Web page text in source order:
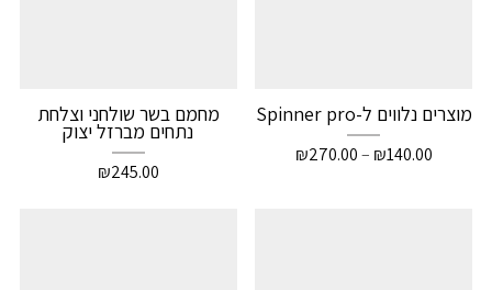
מוצרים נלווים ל-Spinner pro
₪140.00
–
₪270.00
מחמם בשר שולחני וצלחת
נתחים מברזל יצוק
₪245.00